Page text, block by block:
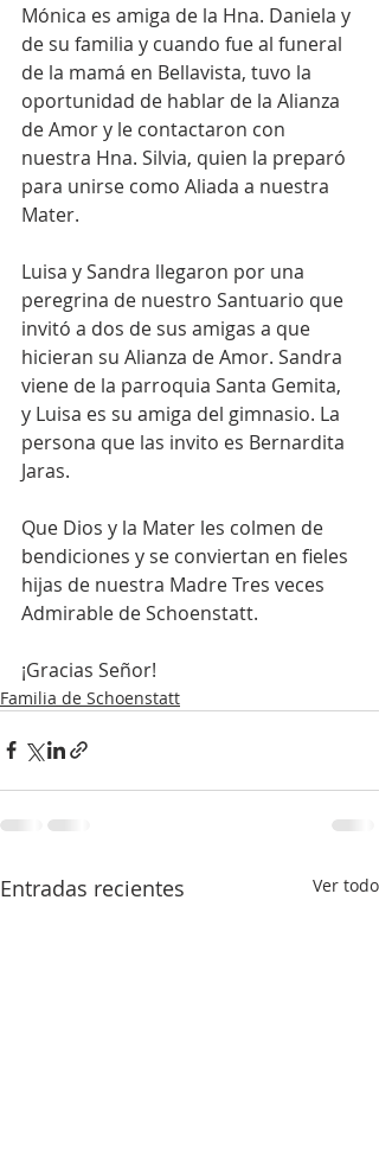
Mónica es amiga de la Hna. Daniela y
de su familia y cuando fue al funeral
de la mamá en Bellavista, tuvo la
oportunidad de hablar de la Alianza
de Amor y le contactaron con
nuestra Hna. Silvia, quien la preparó
para unirse como Aliada a nuestra
Mater.
Luisa y Sandra llegaron por una
peregrina de nuestro Santuario que
invitó a dos de sus amigas a que
hicieran su Alianza de Amor. Sandra
viene de la parroquia Santa Gemita,
y Luisa es su amiga del gimnasio. La
persona que las invito es Bernardita
Jaras.
Que Dios y la Mater les colmen de
bendiciones y se conviertan en fieles
hijas de nuestra Madre Tres veces
Admirable de Schoenstatt.
¡Gracias Señor!
Familia de Schoenstatt
Entradas recientes Ver todo